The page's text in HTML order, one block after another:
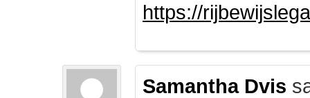
https://
Samantha Dvis